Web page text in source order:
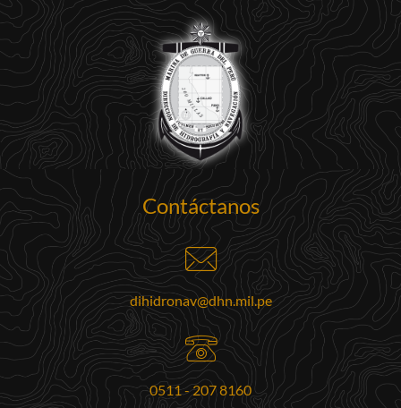
Contáctanos
dihidronav@dhn.mil.pe
0511 - 207 8160